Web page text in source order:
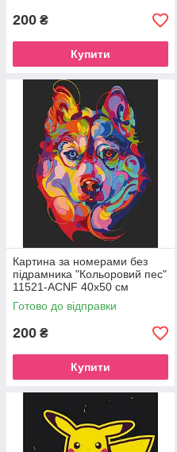
200 ₴
Купити
Картина за номерами без
підрамника "Кольоровий пес"
11521-ACNF 40х50 см
Готово до відправки
200 ₴
Купити